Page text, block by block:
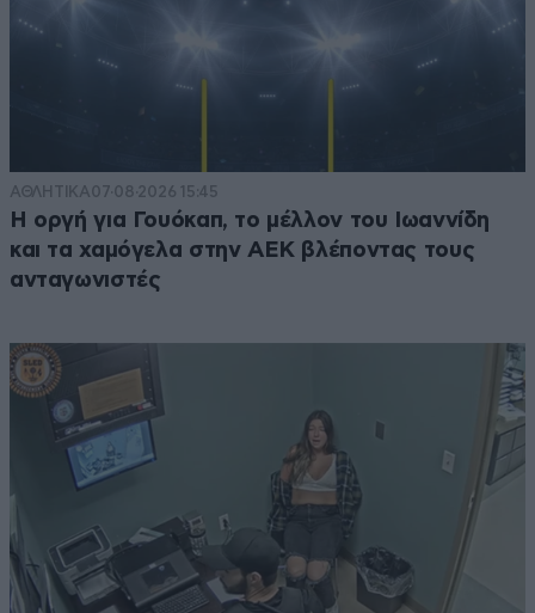
ΑΘΛΗΤΙΚΑ07·08·2026 15:45
Η οργή για Γουόκαπ, το μέλλον του Ιωαννίδη
και τα χαμόγελα στην ΑΕΚ βλέποντας τους
ανταγωνιστές